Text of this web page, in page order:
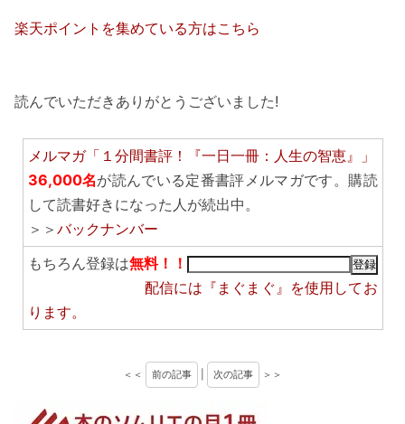
楽天ポイントを集めている方はこちら
読んでいただきありがとうございました!
メルマガ「１分間書評！『一日一冊：人生の智恵』」
36,000名が読んでいる定番書評メルマガです。購読
して読書好きになった人が続出中。
＞＞ バックナンバー
もちろん登録は無料！！
配信には 『まぐまぐ』 を使用してお
ります。
＜＜ 前の記事 次の記事 ＞＞